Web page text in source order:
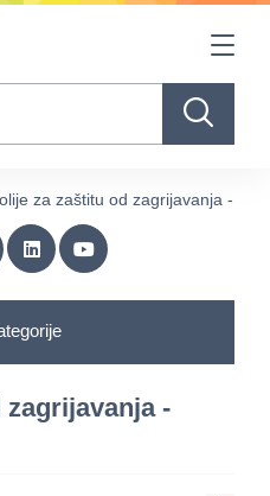
za zaštitu od zagrijavanja -
zagrijavanja -